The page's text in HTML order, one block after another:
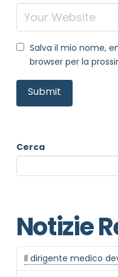
Salva il mio nome,
browser per la
Cerca
Notizie
Il dirigente medico
MAIL REFERENTE*